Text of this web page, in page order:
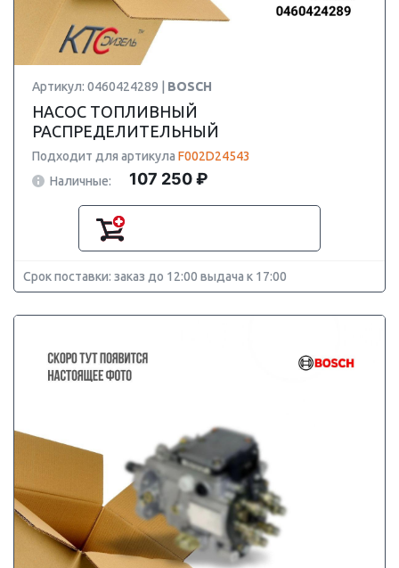
Артикул: 0460424289 | BOSCH
НАСОС ТОПЛИВНЫЙ
РАСПРЕДЕЛИТЕЛЬНЫЙ
Подходит для артикула F002D24543
Наличные:
107 250 ₽
Срок поставки: заказ до 12:00 выдача к 17:00